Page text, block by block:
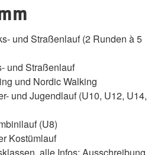
und Straßenlauf (2 Runden à 5
und Straßenlauf
und Nordic Walking
und Jugendlauf (U10, U12, U14,
(U8)
Kostümlauf